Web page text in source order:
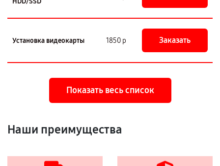
Установка видеокарты 1850 р Заказать
Показать весь список
Наши преимущества